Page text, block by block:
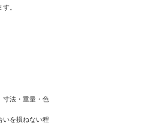
。
寸法・重量・色
いを損ねない程